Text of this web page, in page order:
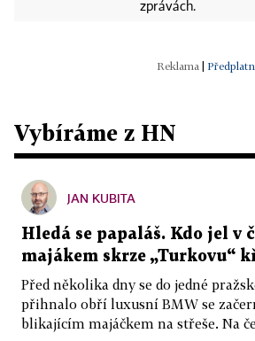
zprávách.
Vybíráme z HN
JAN KUBITA
Hledá se papaláš. Kdo jel v
majákem skrze „Turkovu“
Před několika dny se do jedné
přihnalo obří luxusní BMW se
blikajícím majáčkem na střeše. Na